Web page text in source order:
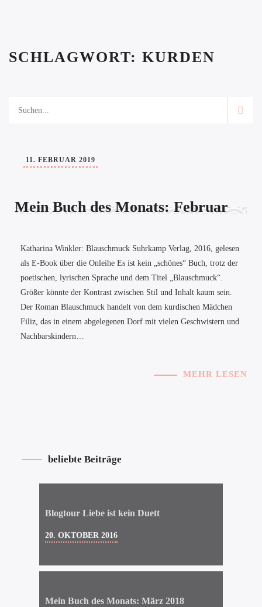
SCHLAGWORT: KURDEN
11. FEBRUAR 2019
Mein Buch des Monats: Februar
Katharina Winkler: Blauschmuck Suhrkamp Verlag, 2016, gelesen
als E-Book über die Onleihe Es ist kein „schönes“ Buch, trotz der
poetischen, lyrischen Sprache und dem Titel „Blauschmuck“.
Größer könnte der Kontrast zwischen Stil und Inhalt kaum sein.
Der Roman Blauschmuck handelt von dem kurdischen Mädchen
Filiz, das in einem abgelegenen Dorf mit vielen Geschwistern und
Nachbarskindern…
MEHR LESEN
beliebte Beiträge
Blogtour Liebe ist kein Duett
20. OKTOBER 2016
Mein Buch des Monats: März 2018